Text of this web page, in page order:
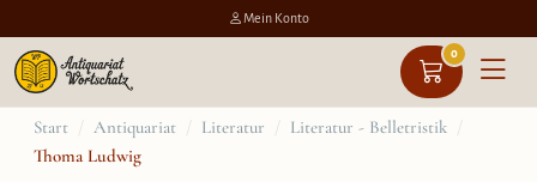
Mein Konto
0
Zum
Inhalt
Start / Antiquariat / Literatur / Literatur - Belletristik /
Thoma Ludwig